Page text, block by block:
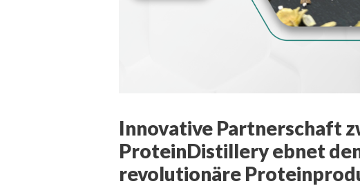
Innovative Partnerschaft
ProteinDistillery ebnet
revolutionäre